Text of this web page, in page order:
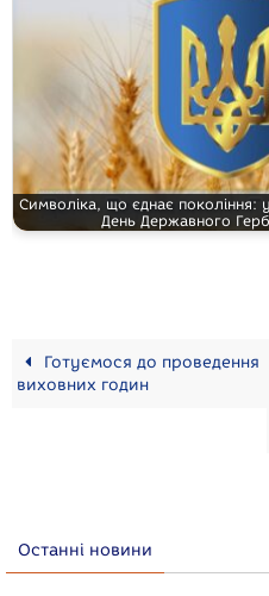
Символіка, що єднає покоління:
День Державного
Готуємося до проведення
виховних годин
Останні новини